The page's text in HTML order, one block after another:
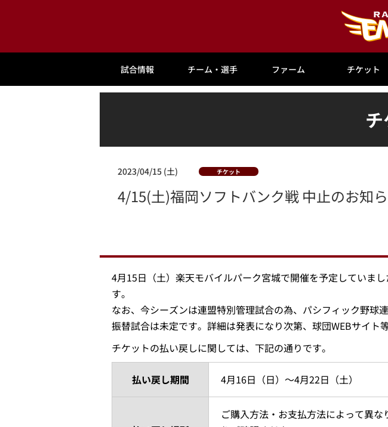
試合情報 チーム・選手 ファーム チケット
2023/04/15 (土) チケット
4/15(土)福岡ソフトバンク戦 中止のお知
4月15日（土）楽天モバイルパーク宮城で開催を予定していま
す。
なお、今シーズンは連盟特別管理試合の為、パシフィック野球
振替試合は未定です。詳細は発表になり次第、球団WEBサイト
チケットの払い戻しに関しては、下記の通りです。
払い戻し期間 4月16日（日）～4月22日（土）
ご購入方法・お支払方法によって異な